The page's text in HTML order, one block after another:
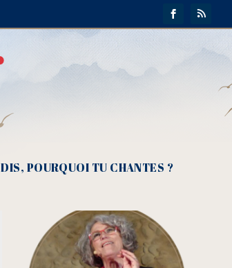
DIS, POURQUOI TU CHANTES ?